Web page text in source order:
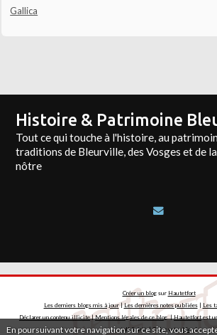
En poursuivant votre navigation sur ce site, vous
Gallica
Histoire & Patrimoine
Tout ce qui touche à l'histoire, au
traditions de Bleurville, des Vosges et de
nôtre
Créer un blogsur Hautetfort
Les derniers blogs mis à jour|Les dernières notes publiées| Les
Déclarer un contenu illicite|Mentions légales de ce blog | Hautetfort est
talkSpirit | Créez votreblog!